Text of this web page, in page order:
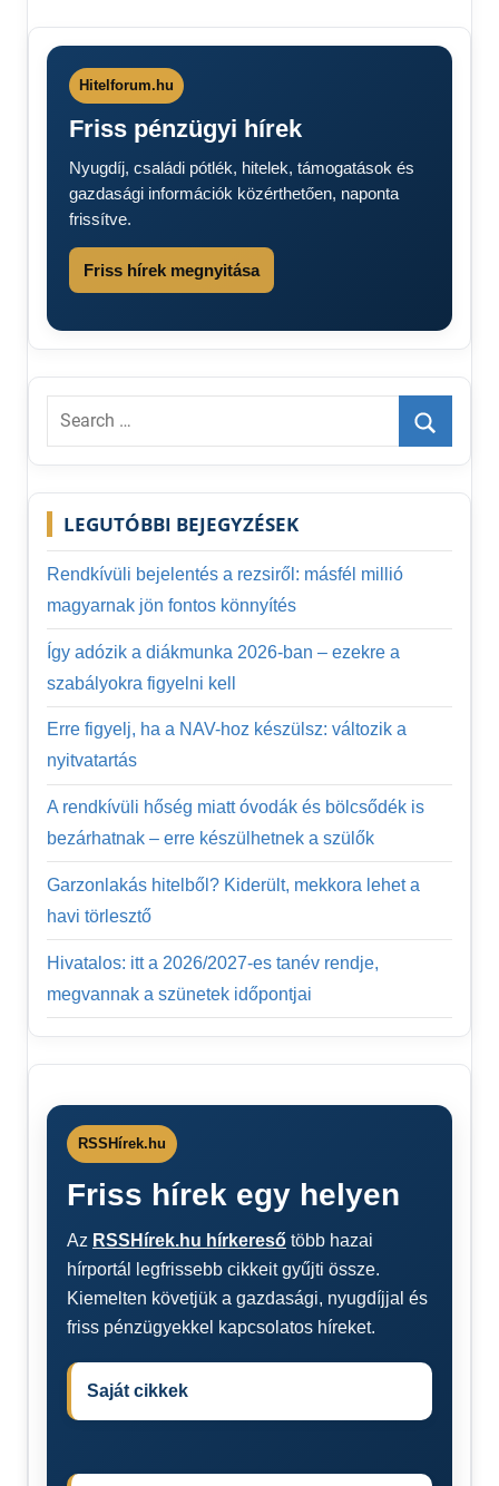
utalvány
élelmiszerutalványt
kapnak a
nyugdíjasok
Nyugdíjasok
figyelem
utalvány
Hitelforum.hu
Friss pénzügyi hírek
Nyugdíj, családi pótlék, hitelek, támogatások és
gazdasági információk közérthetően, naponta
frissítve.
Friss hírek megnyitása
Search
Search
LEGUTÓBBI BEJEGYZÉSEK
Rendkívüli bejelentés a rezsiről: másfél millió
magyarnak jön fontos könnyítés
Így adózik a diákmunka 2026-ban – ezekre a
szabályokra figyelni kell
Erre figyelj, ha a NAV-hoz készülsz: változik a
nyitvatartás
A rendkívüli hőség miatt óvodák és bölcsődék is
bezárhatnak – erre készülhetnek a szülők
Garzonlakás hitelből? Kiderült, mekkora lehet a
havi törlesztő
Hivatalos: itt a 2026/2027-es tanév rendje,
megvannak a szünetek időpontjai
RSSHírek.hu
Friss hírek egy helyen
Az RSSHírek.hu hírkereső több hazai
hírportál legfrissebb cikkeit gyűjti össze.
Kiemelten követjük a gazdasági, nyugdíjjal és
friss pénzügyekkel kapcsolatos híreket.
Saját cikkek